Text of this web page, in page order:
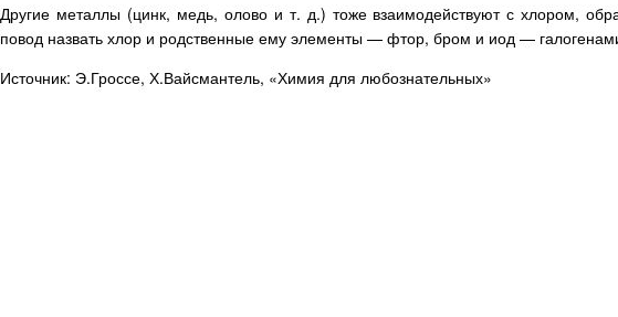
Другие металлы (цинк, медь, олово и т. д.) тоже взаимодействуют с хлором,
повод назвать хлор и родственные ему элементы — фтор, бром и иод —
Источник: Э.Гроссе, Х.Вайсмантель, «Химия для любознательных»